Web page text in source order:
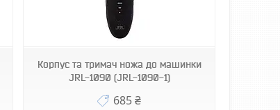
Корпус та тримач ножа до машинки
JRL-1090 (JRL-1090-1)
685 ₴